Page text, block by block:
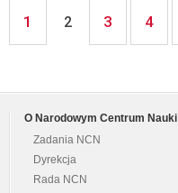
1 2 3 4
O Narodowym Centrum Nauki
Zadania NCN
Dyrekcja
Rada NCN